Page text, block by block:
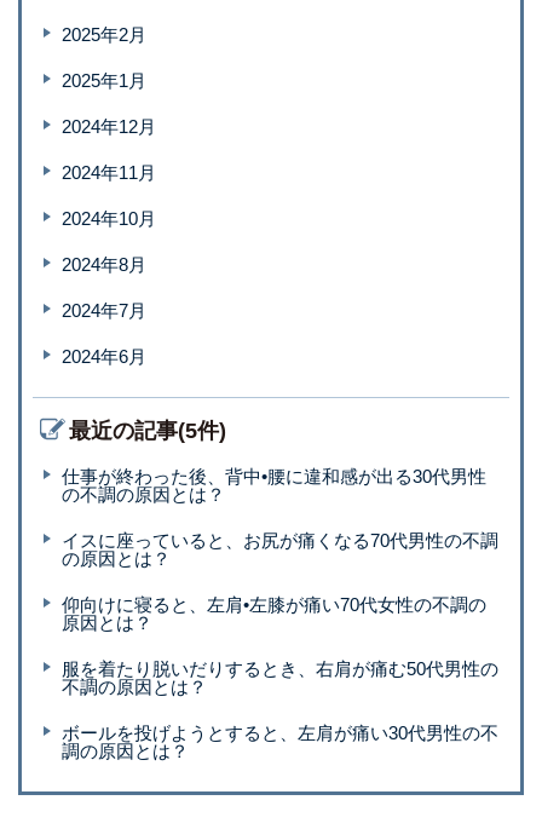
2025年2月
2025年1月
2024年12月
2024年11月
2024年10月
2024年8月
2024年7月
2024年6月
最近の記事(5件)
仕事が終わった後、背中•腰に違和感が出る30代男性
の不調の原因とは？
イスに座っていると、お尻が痛くなる70代男性の不調
の原因とは？
仰向けに寝ると、左肩•左膝が痛い70代女性の不調の
原因とは？
服を着たり脱いだりするとき、右肩が痛む50代男性の
不調の原因とは？
ボールを投げようとすると、左肩が痛い30代男性の不
調の原因とは？